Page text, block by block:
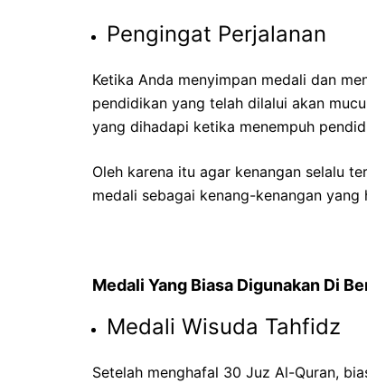
Pengingat Perjalanan
Ketika Anda menyimpan medali dan
pendidikan yang telah dilalui akan
yang dihadapi ketika menempuh
Oleh karena itu agar kenangan selalu
medali sebagai kenang-kenangan yang
Medali Yang Biasa Digunakan Di
Medali Wisuda Tahfidz
Setelah menghafal 30 Juz Al-Quran,